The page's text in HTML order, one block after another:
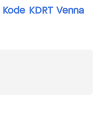
KDRT Venna